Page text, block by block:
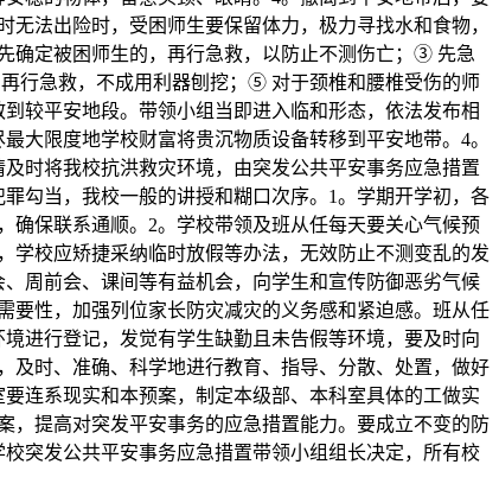
法出险时，受困师生要保留体力，极力寻找水和食物，
确定被困师生的，再行急救，以防止不测伤亡；③ 先急
行急救，不成用利器刨挖；⑤ 对于颈椎和腰椎受伤的师
较平安地段。带领小组当即进入临和形态，依法发布相
大限度地学校财富将贵沉物质设备转移到平安地带。4。
时将我校抗洪救灾环境，由突发公共平安事务应急措置
勾当，我校一般的讲授和糊口次序。1。学期开学初，各
保联系通顺。2。学校带领及班从任每天要关心气候预
学校应矫捷采纳临时放假等办法，无效防止不测变乱的发
周前会、课间等有益机会，向学生和宣传防御恶劣气候
要性，加强列位家长防灾减灾的义务感和紧迫感。班从任
进行登记，发觉有学生缺勤且未告假等环境，要及时向
及时、准确、科学地进行教育、指导、分散、处置，做好
连系现实和本预案，制定本级部、本科室具体的工做实
，提高对突发平安事务的应急措置能力。要成立不变的防
突发公共平安事务应急措置带领小组组长决定，所有校